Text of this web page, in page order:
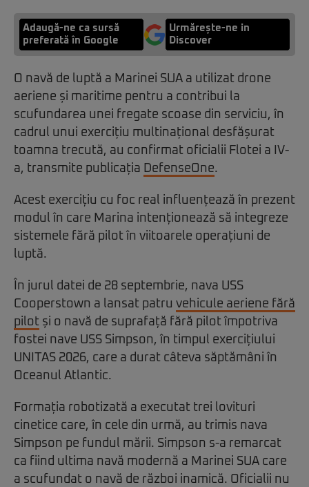
Adaugă-ne ca sursă
preferată în Google
Urmărește-ne in
Discover
O navă de luptă a Marinei SUA a utilizat drone
aeriene și maritime pentru a contribui la
scufundarea unei fregate scoase din serviciu, în
cadrul unui exercițiu multinațional desfășurat
toamna trecută, au confirmat oficialii Flotei a IV-
a, transmite publicația DefenseOne.
Acest exercițiu cu foc real influențează în prezent
modul în care Marina intenționează să integreze
sistemele fără pilot în viitoarele operațiuni de
luptă.
În jurul datei de 28 septembrie, nava USS
Cooperstown a lansat patru vehicule aeriene fără
pilot și o navă de suprafață fără pilot împotriva
fostei nave USS Simpson, în timpul exercițiului
UNITAS 2026, care a durat câteva săptămâni în
Oceanul Atlantic.
Formația robotizată a executat trei lovituri
cinetice care, în cele din urmă, au trimis nava
Simpson pe fundul mării. Simpson s-a remarcat
ca fiind ultima navă modernă a Marinei SUA care
a scufundat o navă de război inamică. Oficialii nu